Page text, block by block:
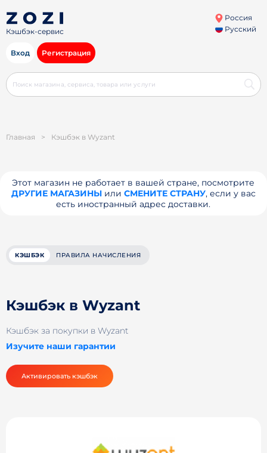
Кэшбэк-сервис
Россия
Русский
Вход Регистрация
Главная > Кэшбэк в Wyzant
Этот магазин не работает в вашей стране, посмотрите
ДРУГИЕ МАГАЗИНЫили СМЕНИТЕ СТРАНУ, если у вас
есть иностранный адрес доставки.
КЭШБЭК ПРАВИЛА НАЧИСЛЕНИЯ
Кэшбэк в Wyzant
Кэшбэк за покупки в Wyzant
Изучите наши гарантии
Активировать кэшбэк